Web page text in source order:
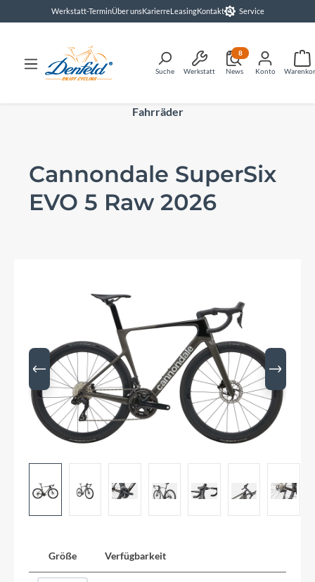
springenWerkstatt-TerminÜber unsKarierreLeasingKontakt Service
Suche Werkstatt News
8
Konto
Fahrräder
Cannondale SuperSix
EVO 5 Raw 2026
Größe Verfügbarkeit